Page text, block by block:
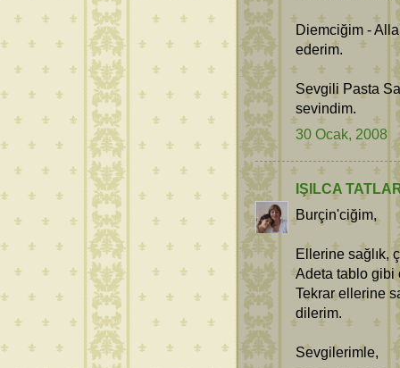
Diemciğim -
ederim.
Sevgili Pasta
sevindim.
30 Ocak, 2008
IŞILCA
Burçin'ciğim,
Ellerine sağlık,
Adeta tablo gibi
Tekrar ellerine
dilerim.
Sevgilerimle,